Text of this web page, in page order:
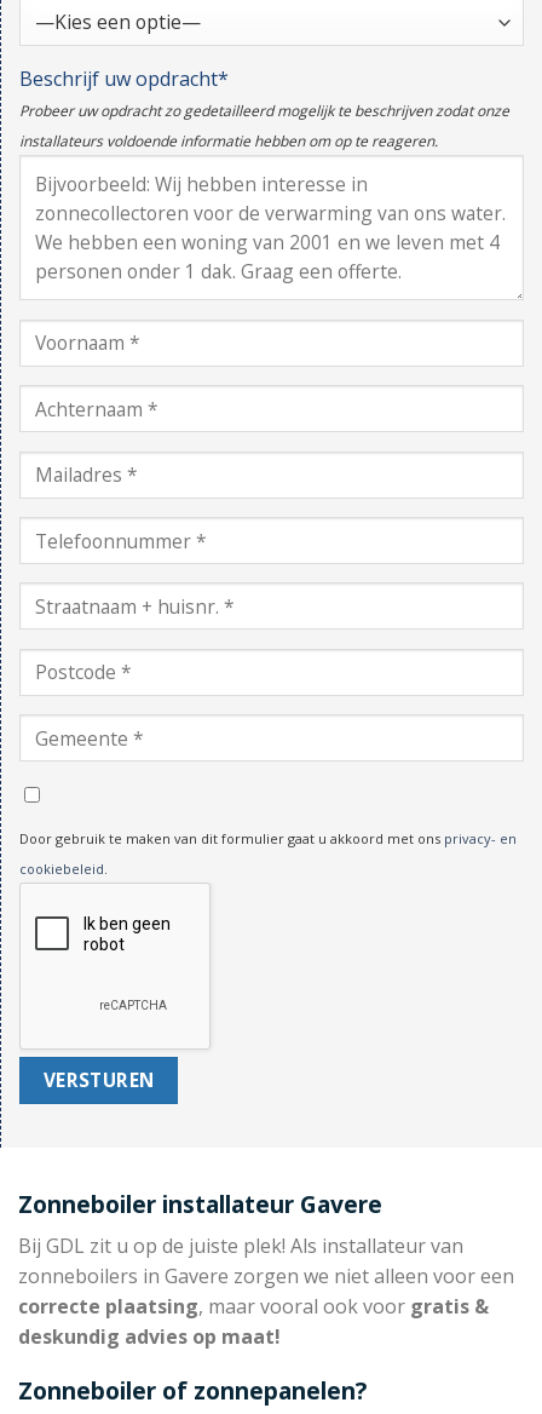
Beschrijf uw opdracht*
Probeer uw opdracht zo gedetailleerd mogelijk te beschrijven zodat onze
installateurs voldoende informatie hebben om op te reageren.
Door gebruik te maken van dit formulier gaat u akkoord met ons privacy- en
cookiebeleid
Zonneboiler installateur Gavere
Bij GDL zit u op de juiste plek! Als installateur van
zonneboilers in Gavere zorgen we niet alleen voor een
correcte plaatsing, maar vooral ook voor gratis &
deskundig advies op maat!
Zonneboiler of zonnepanelen?